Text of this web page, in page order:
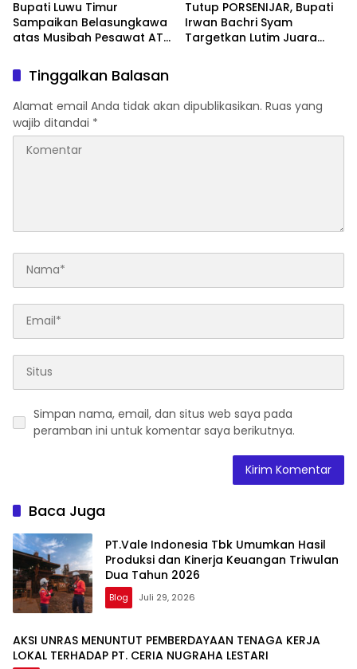
Bupati Luwu Timur
Sampaikan Belasungkawa
atas Musibah Pesawat ATR
Tutup PORSENIJAR, Bupati
Irwan Bachri Syam
Targetkan Lutim Juara
Tinggalkan Balasan
Alamat email Anda tidak akan dipublikasikan. Ruas yang
wajib ditandai *
Simpan nama, email, dan situs web saya pada
peramban ini untuk komentar saya berikutnya.
Baca Juga
PT.Vale Indonesia Tbk Umumkan Hasil
Produksi dan Kinerja Keuangan Triwulan
Dua Tahun 2026
Blog Juli 29, 2026
AKSI UNRAS MENUNTUT PEMBERDAYAAN TENAGA KERJA
LOKAL TERHADAP PT. CERIA NUGRAHA LESTARI